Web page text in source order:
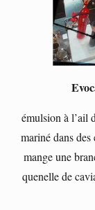
émulsion à l’ail
mariné dans
mange une
quenelle de